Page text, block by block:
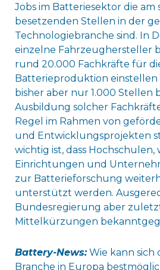
Jobs im Batteriesektor die am
besetzenden Stellen in der
Technologiebranche sind. In
einzelne Fahrzeughersteller
rund 20.000 Fachkräfte für
Batterieproduktion einstellen
bisher aber nur 1.000 Stellen
Ausbildung solcher
Regel im Rahmen von
und Entwicklungsprojekten
wichtig ist, dass Hochschulen,
Einrichtungen und
zur Batterieforschung
unterstützt werden.
Bundesregierung aber
Mittelkürzungen
Battery-News:Wie kann sich
Branche in Europa